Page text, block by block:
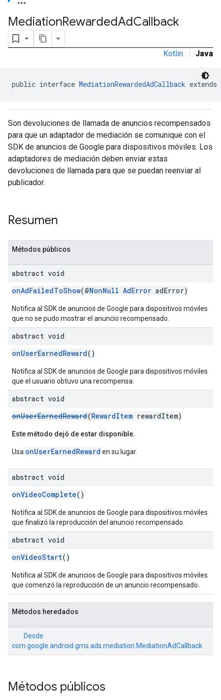
MediationRewardedAdCallback
Kotlin | Java
public interface MediationRewardedAdCallback extends
Son devoluciones de llamada de anuncios recompensados
para que un adaptador de mediación se comunique con el
SDK de anuncios de Google para dispositivos móviles. Los
adaptadores de mediación deben enviar estas
devoluciones de llamada para que se puedan reenviar al
publicador.
Resumen
Métodos públicos
abstract void
onAdFailedToShow(@NonNull AdError adError)
Notifica al SDK de anuncios de Google para dispositivos móviles
que no se pudo mostrar el anuncio recompensado.
abstract void
onUserEarnedReward()
Notifica al SDK de anuncios de Google para dispositivos móviles
que el usuario obtuvo una recompensa.
abstract void
onUserEarnedReward(RewardItem rewardItem)
Este método dejó de estar disponible.
Usa onUserEarnedReward en su lugar.
abstract void
onVideoComplete()
Notifica al SDK de anuncios de Google para dispositivos móviles
que finalizó la reproducción del anuncio recompensado.
abstract void
onVideoStart()
Notifica al SDK de anuncios de Google para dispositivos móviles
que comenzó la reproducción de un anuncio recompensado.
Métodos heredados
Desde
com.google.android.gms.ads.mediation.MediationAdCallback
Métodos públicos